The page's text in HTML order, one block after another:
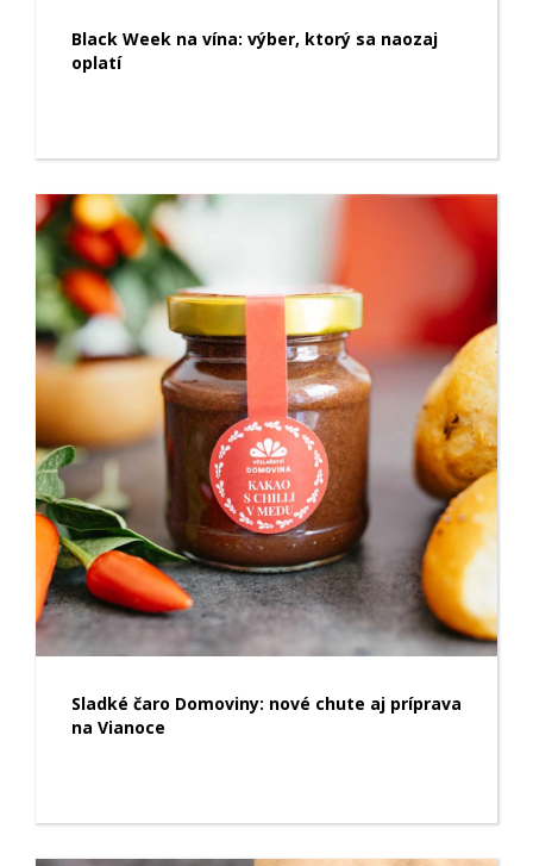
Black Week na vína: výber, ktorý sa naozaj
oplatí
Sladké čaro Domoviny: nové chute aj príprava
na Vianoce